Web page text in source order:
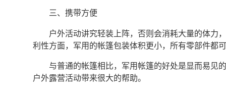
三、携带方便
户外活动讲究轻装上阵，否则会消耗大量的体力
利性方面，军用的帐篷包装体积更小，所有零部件都
与普通的帐篷相比，军用帐篷的好处是显而易见
户外露营活动带来很大的帮助。